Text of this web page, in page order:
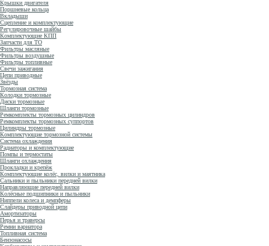
Крышки двигателя
Поршневые кольца
Вкладыши
Сцепление и комплектующие
Регулировочные шайбы
Комплектующие КПП
Запчасти для ТО
Фильтры масляные
Фильтры воздушные
Фильтры топливные
Свечи зажигания
Цепи приводные
Звёзды
Тормозная система
Колодки тормозные
Диски тормозные
Шланги тормозные
Ремкомплекты тормозных цилиндров
Ремкомплекты тормозных суппортов
Цилиндры тормозные
Комплектующие тормозной системы
Система охлаждения
Радиаторы и комплектующие
Помпы и термостаты
Шланги охлаждения
Прокладки и крепёж
Комплектующие колёс, вилки и маятника
Сальники и пыльники передней вилки
Направляющие передней вилки
Колёсные подшипники и пыльники
Ниппели колеса и демпферы
Слайдеры приводной цепи
Амортизаторы
Перья и траверсы
Ремни вариатора
Топливная система
Бензонасосы